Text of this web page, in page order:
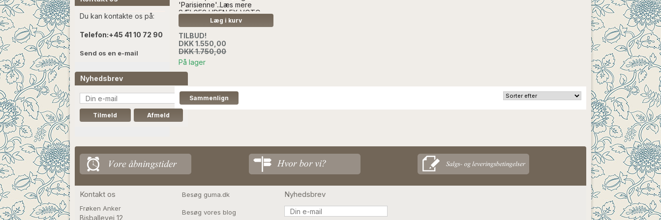
Du kan kontakte os på:
Telefon:+45 41 10 72 90
Send os en e-mail
Nyhedsbrev
'Parisienne'..Læs mere
SÆLGES UDEN EX VOTO
HJERTE, OG ANDEN
DEKORATION
Læg i kurv
TILBUD!
DKK 1.550,00
DKK 1.750,00
På lager
Kontakt os
Frøken Anker
Bisballevej 12
Besøg guma.dk
Besøg vores blog
Nyhedsbrev